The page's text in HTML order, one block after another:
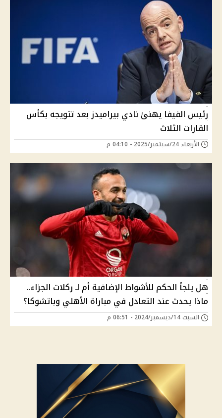
رئيس الفيفا يهنئ نادي بيراميدز بعد تتويجه بكأس
القارات الثلاث
الأربعاء 24/سبتمبر/2025 - 04:10 م
هل يلجأ الحكم للأشواط الإضافية أم لـ ركلات الجزاء..
ماذا يحدث عند التعادل في مباراة الأهلي وباتشوكا؟
السبت 14/ديسمبر/2024 - 06:51 م